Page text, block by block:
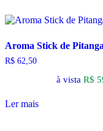
Aroma Stick de
R$ 62,50
à vista R$
Ler mais